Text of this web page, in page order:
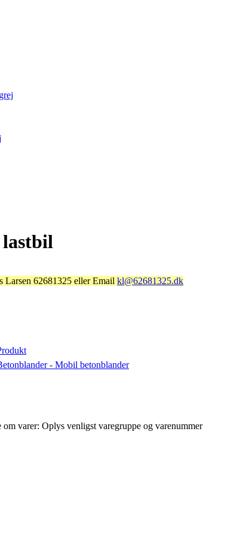
Larsen 62681325 eller Email kl@62681325.dk
- Mobil betonblander
om varer: Oplys venligst varegruppe og varenummer